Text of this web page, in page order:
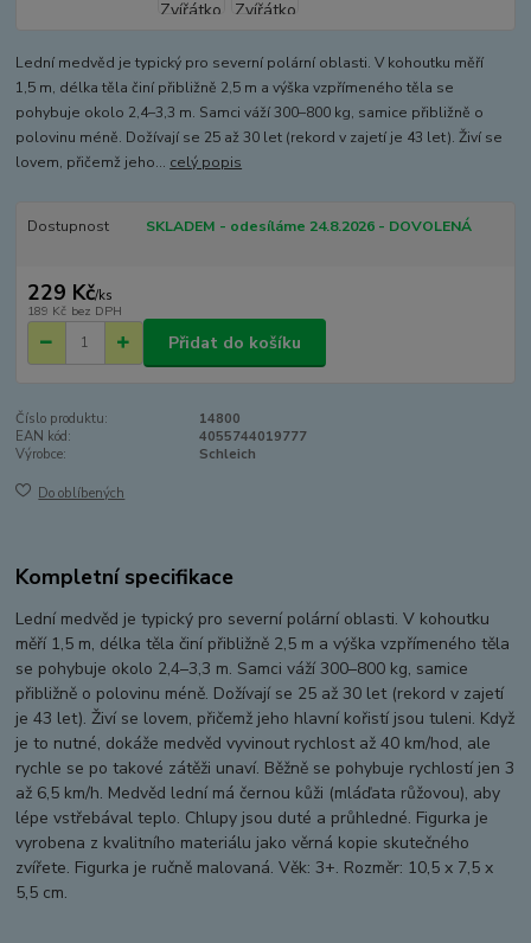
Lední medvěd je typický pro severní polární oblasti. V kohoutku měří
1,5 m, délka těla činí přibližně 2,5 m a výška vzpřímeného těla se
pohybuje okolo 2,4–3,3 m. Samci váží 300–800 kg, samice přibližně o
polovinu méně. Dožívají se 25 až 30 let (rekord v zajetí je 43 let). Živí se
lovem, přičemž jeho... celý popis
Dostupnost SKLADEM - odesíláme 24.8.2026 - DOVOLENÁ
229 Kč/ks
189 Kč bez DPH
Přidat do košíku
Číslo produktu:
14800
EAN kód:
4055744019777
Výrobce:
Schleich
Do oblíbených
Kompletní specifikace
Lední medvěd je typický pro severní polární oblasti. V kohoutku
měří 1,5 m, délka těla činí přibližně 2,5 m a výška vzpřímeného těla
se pohybuje okolo 2,4–3,3 m. Samci váží 300–800 kg, samice
přibližně o polovinu méně. Dožívají se 25 až 30 let (rekord v zajetí
je 43 let). Živí se lovem, přičemž jeho hlavní kořistí jsou tuleni. Když
je to nutné, dokáže medvěd vyvinout rychlost až 40 km/hod, ale
rychle se po takové zátěži unaví. Běžně se pohybuje rychlostí jen 3
až 6,5 km/h. Medvěd lední má černou kůži (mláďata růžovou), aby
lépe vstřebával teplo. Chlupy jsou duté a průhledné. Figurka je
vyrobena z kvalitního materiálu jako věrná kopie skutečného
zvířete. Figurka je ručně malovaná. Věk: 3+. Rozměr: 10,5 x 7,5 x
5,5 cm.